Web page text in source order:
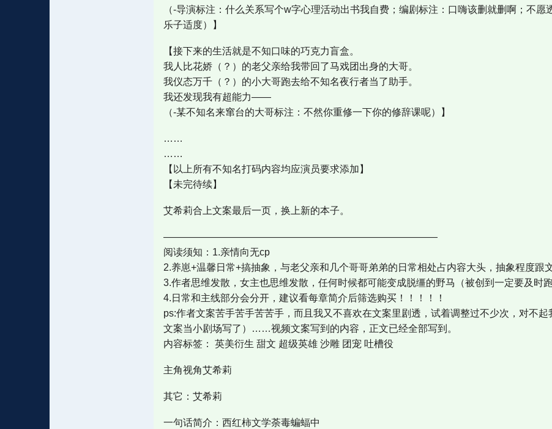
（-导演标注：什么关系写个w字心理活动出书我自费；编剧标注：口嗨该删就删啊；不愿
乐子适度）】
【接下来的生活就是不知口味的巧克力盲盒。
我人比花娇（？）的老父亲给我带回了马戏团出身的大哥。
我仪态万千（？）的小大哥跑去给不知名夜行者当了助手。
我还发现我有超能力——
（-某不知名来窜台的大哥标注：不然你重修一下你的修辞课呢）】
……
……
【以上所有不知名打码内容均应演员要求添加】
【未完待续】
艾希莉合上文案最后一页，换上新的本子。
————————————————————————————
阅读须知：1.亲情向无cp
2.养崽+温馨日常+搞抽象，与老父亲和几个哥哥弟弟的日常相处占内容大头，抽象程度跟
3.作者思维发散，女主也思维发散，任何时候都可能变成脱缰的野马（被创到一定要及时
4.日常和主线部分会分开，建议看每章简介后筛选购买！！！！！
ps:作者文案苦手苦手苦苦手，而且我又不喜欢在文案里剧透，试着调整过不少次，对不
文案当小剧场写了）……视频文案写到的内容，正文已经全部写到。
内容标签： 英美衍生 甜文 超级英雄 沙雕 团宠 吐槽役
主角视角艾希莉
其它：艾希莉
一句话简介：西红柿文学荼毒蝙蝠中